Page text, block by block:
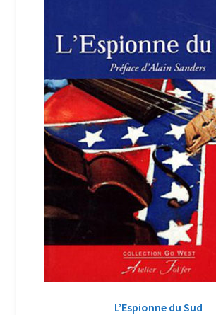
Newsletter
Panier
Politique de confidentialité et cookies
Qui sommes-nous ?
Soutien à Philippe Randa
L’Espionne du Sud